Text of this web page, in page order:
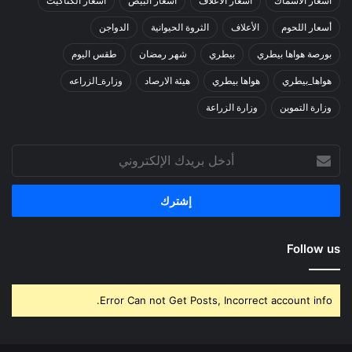
أسعار اللحوم الأعلاف الثروة الحيوانية الدواجن
بورصة هواها بيطري بيطري شهر رمضان طقس اليوم
هواها_بيطري هواها بيطري هيئة الارصاد وزارة_الزراعه
وزارة التموين وزارة الزراعة
بريدك
الإلكتروني
Follow us
Error Can not Get Posts, Incorrect account info.